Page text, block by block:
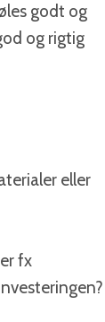
godt og
og rigtig
eller
fx